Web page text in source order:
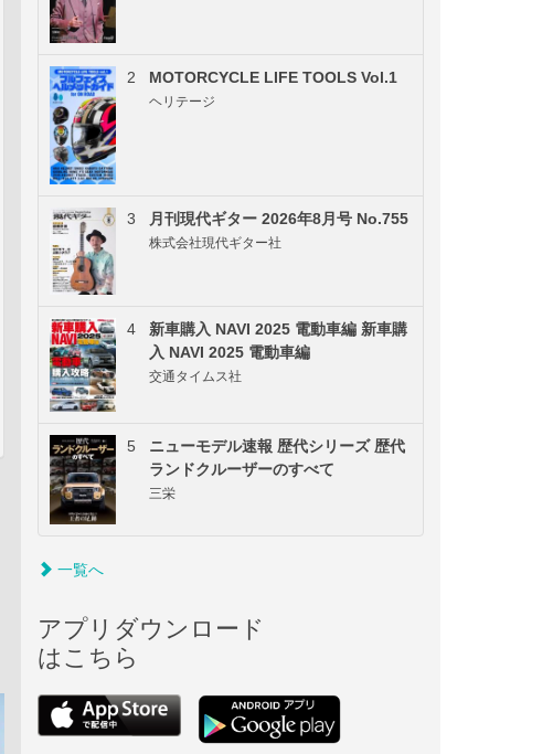
2 MOTORCYCLE LIFE TOOLS Vol.1
ヘリテージ
3 月刊現代ギター 2026年8月号 No.755
株式会社現代ギター社
4
新車購入 NAVI 2025 電動車編 新車購
入 NAVI 2025 電動車編
交通タイムス社
5
ニューモデル速報 歴代シリーズ 歴代
ランドクルーザーのすべて
三栄
一覧へ
アプリダウンロード
はこちら